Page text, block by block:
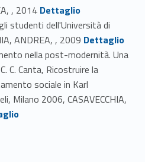
, 2014 Link identifier #identifier_person_154425-18
Dettaglio
studenti dell'Università di
ANDREA, , 2009 Link identifier #identifier_person_32386-19
Dettaglio
nella post-modernità. Una
C. Canta, Ricostruire la
sociale in Karl
Milano 2006, CASAVECCHIA,